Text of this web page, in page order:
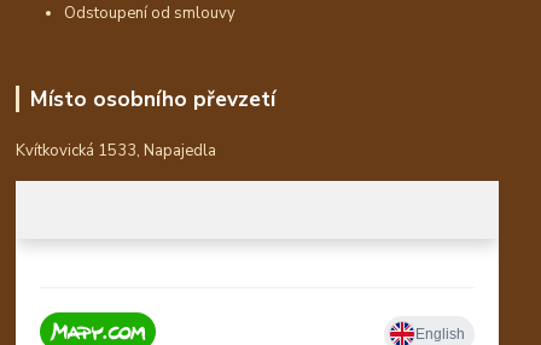
Odstoupení od smlouvy
Místo osobního převzetí
Kvítkovická 1533, Napajedla